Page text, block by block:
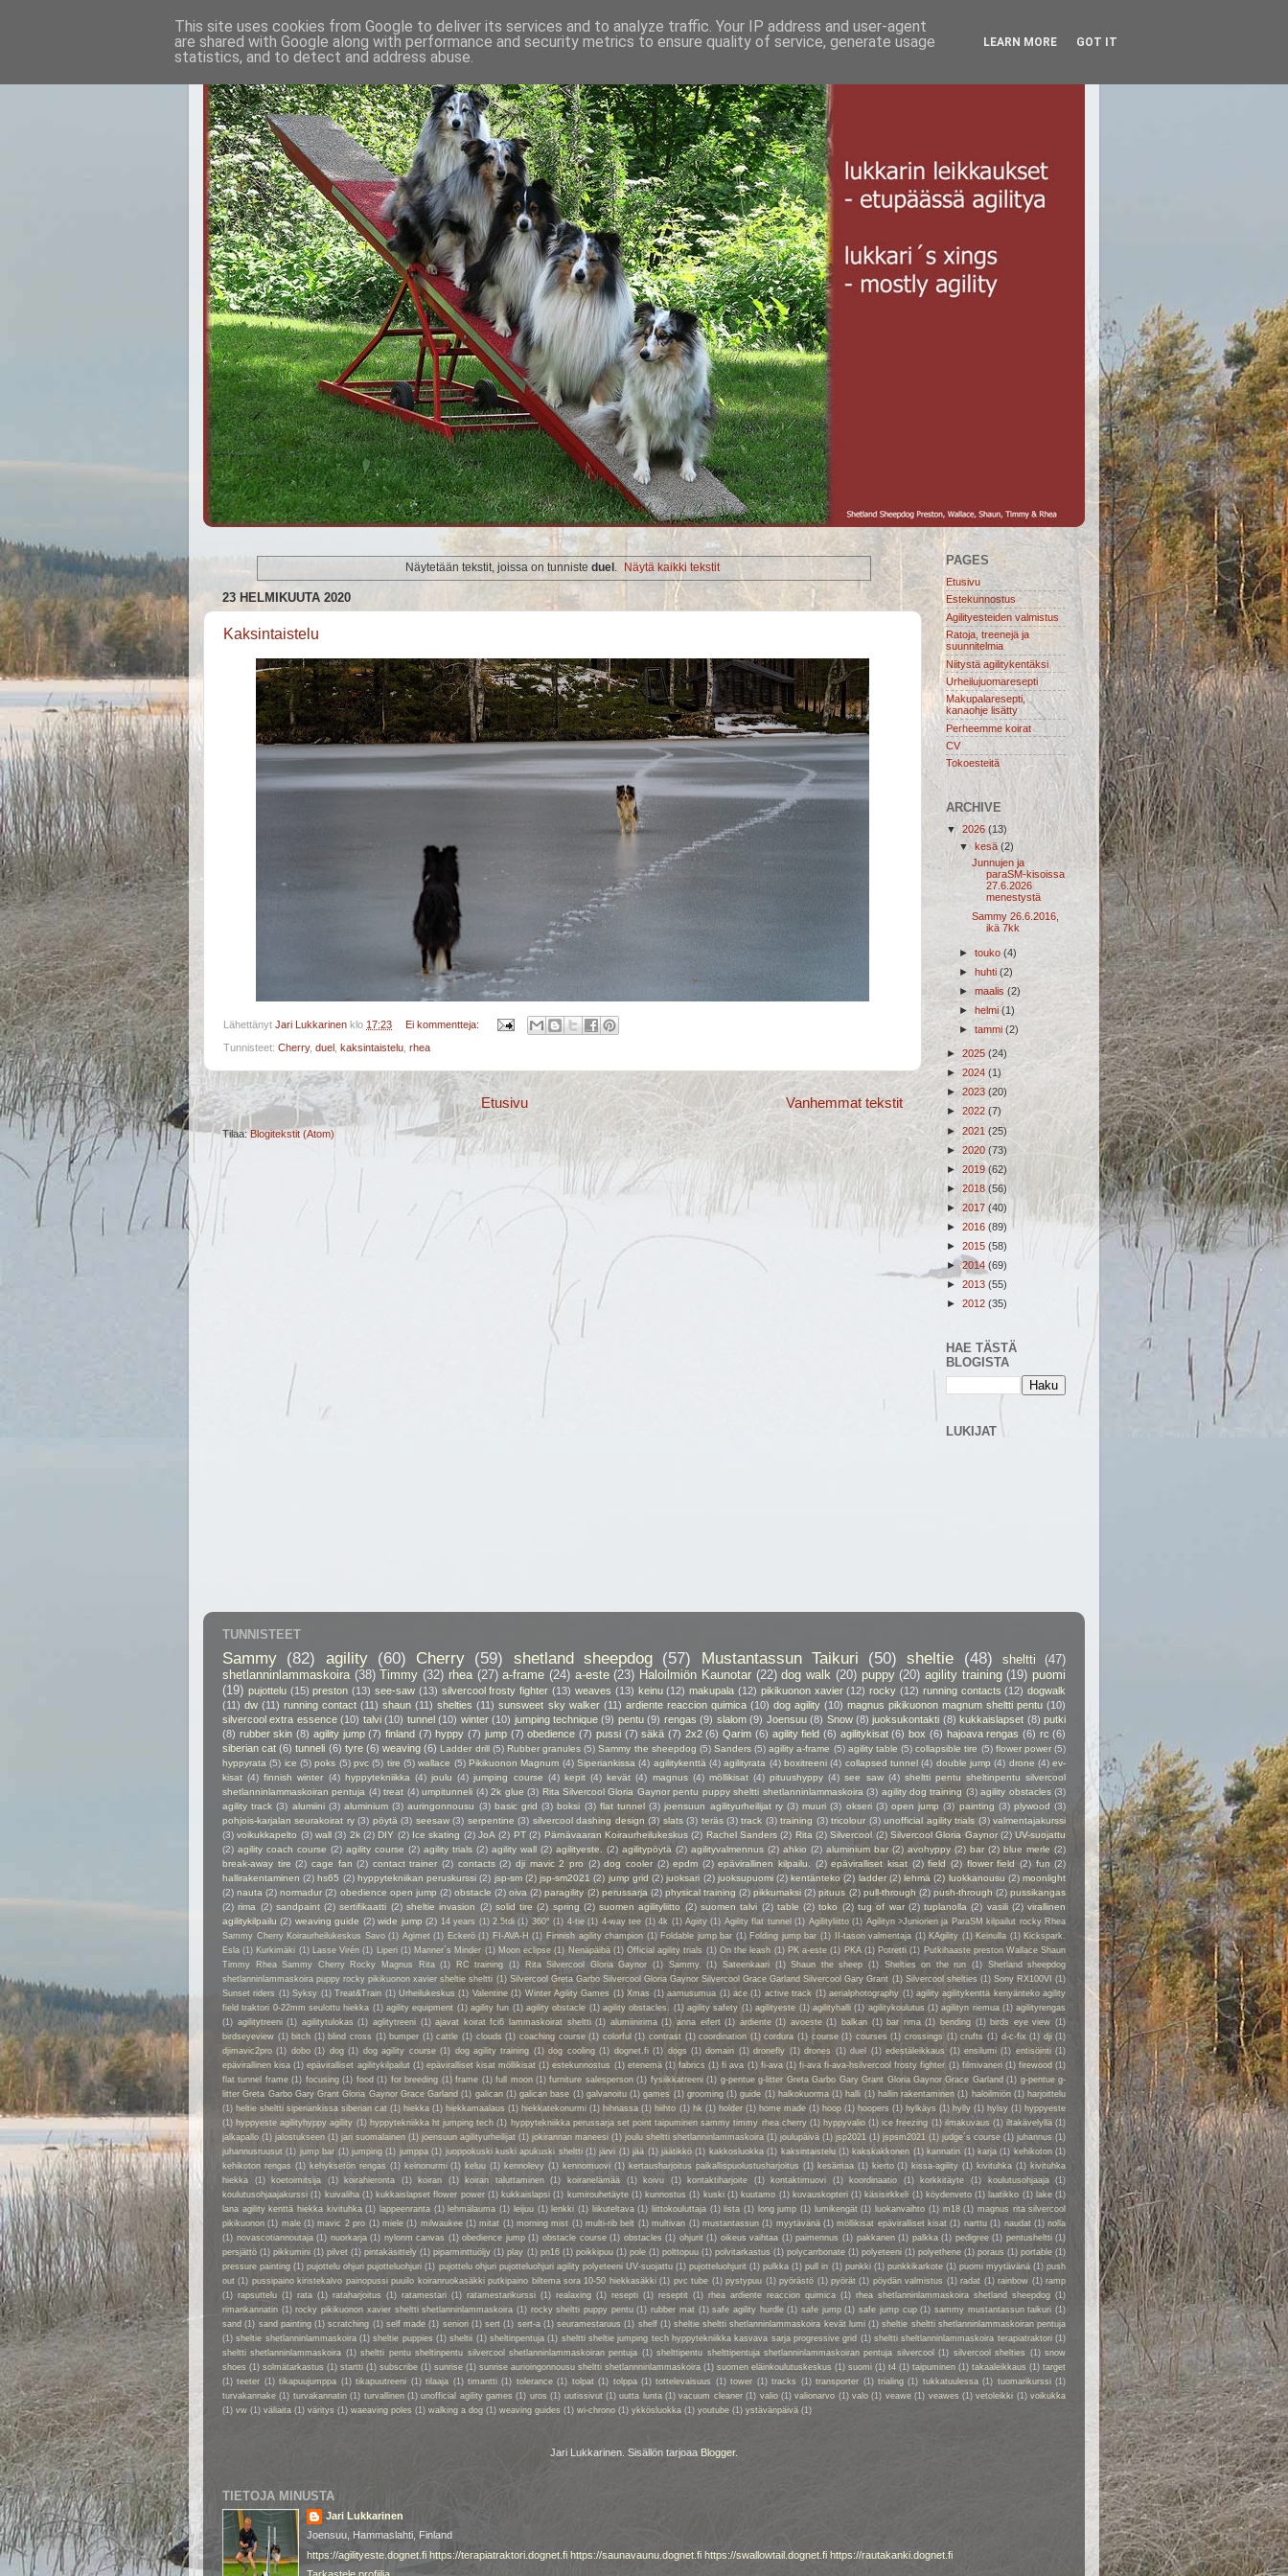
Näytetään tekstit, joissa on tunniste duel . Näytä kaikki tekstit
23 HELMIKUUTA 2020
Kaksintaistelu
Lähettänyt Jari Lukkarinen klo 17:23 Ei kommentteja:
Tunnisteet: Cherry, duel kaksintaistelu rhea
Vanhemmat tekstit
Etusivu
Tilaa:Blogitekstit (Atom)
PAGES
Etusivu
Estekunnostus
Agilityesteiden valmistus
Ratoja, treenejä ja
suunnitelmia
Niitystä agilitykentäksi
Urheilujuomaresepti
Makupalaresepti,
kanaohje lisätty
Perheemme koirat
CV
Tokoesteitä
ARCHIVE
▼ 2026 (13)
▼ kesä(2)
Junnujen ja
paraSM-kisoissa
27.6.2026
menestystä
Sammy 26.6.2016,
ikä 7kk
► touko (4)
► huhti (2)
► maalis (2)
► helmi (1)
► tammi (2)
► 2025 (24)
► 2024 (1)
► 2023 (20)
► 2022 (7)
► 2021 (25)
► 2020 (73)
► 2019(62)
► 2018(56)
► 2017 (40)
► 2016 (89)
► 2015 (58)
►2014 (69)
► 2013 (55)
► 2012 (35)
HAE TÄSTÄ
BLOGISTA
LUKIJAT
TUNNISTEET
Sammy (82) agility (60) Cherry (59) shetland sheepdog (57) Mustantassun Taikuri (50) sheltie (48) sheltti
(47)
shetlanninlammaskoira (38) Timmy (32) rhea (27) a-frame (24) a-este (23) Haloilmiön Kaunotar (22) dog walk (20) puppy (20) agility training (19) puomi
(19) pujottelu (15) preston (13) see-saw (13) silvercool frosty fighter (13) weaves (13) keinu (12) makupala (12) pikikuonon xavier (12) rocky (12) running contacts (12) dogwalk
(11) dw (11) running contact (11) shaun (11) shelties (11) sunsweet sky walker (11) ardiente reaccion quimica (10) dog agility (10) magnus pikikuonon magnum sheltti pentu (10)
silvercool extra essence (10) talvi (10) tunnel (10) winter (10) jumping technique (9) pentu (9) rengas (9) slalom (9) Joensuu (8) Snow (8) juoksukontakti (8) kukkaislapset (8) putki
(8) rubber skin (8) agility jump (7) finland (7) hyppy (7) jump (7) obedience (7) pussi (7) säkä (7) 2x2 (6) Qarim (6) agility field (6) agilitykisat (6) box (6) hajoava rengas (6) rc (6)
siberian cat (6) tunneli (6) tyre (6) weaving (6) Ladder drill (5) Rubber granules (5) Sammy the sheepdog (5) Sanders (5) agility a-frame (5) agility table (5) collapsible tire (5) flower power (5)
hyppyrata (5) ice (5) poks (5) pvc (5) tire (5) wallace (5) Pikikuonon Magnum (4) Siperiankissa (4) agilitykenttä (4) agilityrata (4) boxitreeni (4) collapsed tunnel (4) double jump (4) drone (4) ev-
kisat (4) finnish winter (4) hyppytekniikka (4) joulu (4) jumping course (4) kepit (4) kevät (4) magnus (4) möllikisat (4) pituushyppy (4) see saw (4) sheltti pentu sheltinpentu silvercool
shetlanninlammaskoiran pentuja (4) treat (4) umpitunneli (4) 2k glue (3) Rita Silvercool Gloria Gaynor pentu puppy sheltti shetlanninlammaskoira (3) agility dog training (3) agility obstacles (3)
agility track (3) alumiini (3) aluminium (3) auringonnousu (3) basic grid (3) boksi (3) flat tunnel (3) joensuun agilityurheilijat ry (3) muuri (3) okseri (3) open jump (3) painting (3) plywood (3)
pohjois-karjalan seurakoirat ry (3) pöytä (3) seesaw (3) serpentine (3) silvercool dashing design (3) slats (3) teräs (3) track (3) training (3) tricolour (3) unofficial agility trials (3) valmentajakurssi
(3) voikukkapelto (3) wall (3) 2k (2) DIY (2) Ice skating (2) JoA (2) PT (2) Pärnävaaran Koiraurheilukeskus (2) Rachel Sanders (2) Rita (2) Silvercool (2) Silvercool Gloria Gaynor (2) UV-suojattu
(2) agility coach course (2) agility course (2) agility trials (2) agility wall (2) agilityeste. (2) agilitypöytä (2) agilityvalmennus (2) ahkio (2) aluminium bar (2) avohyppy (2) bar (2) blue merle (2)
break-away tire (2) cage fan (2) contact trainer (2) contacts (2) dji mavic 2 pro (2) dog cooler (2) epdm (2) epävirallinen kilpailu. (2) epäviralliset kisat (2) field (2) flower field (2) fun (2)
hallirakentaminen (2) hs65 (2) hyppytekniikan peruskurssi (2) jsp-sm (2) jsp-sm2021 (2) jump grid (2) juoksari (2) juoksupuomi (2) kentänteko (2) ladder (2) lehmä (2) luokkanousu (2) moonlight
(2) nauta (2) normadur (2) obedience open jump (2) obstacle (2) oiva (2) paragility (2) perussarja (2) physical training (2) pikkumaksi (2) pituus (2) pull-through (2) push-through (2) pussikangas
(2) rima (2) sandpaint (2) sertifikaatti (2) sheltie invasion (2) solid tire (2) spring (2) suomen agilityliitto (2) suomen talvi (2) table (2) toko (2) tug of war (2) tuplanolla (2) vasili (2) virallinen
agilitykilpailu (2) weaving guide (2) wide jump (2) 14 years (1) 2.5tdi (1) 360° (1) 4-tie (1) 4-way tee (1) 4k (1) Agiity (1) Agility flat tunnel (1) Agilityliitto (1) Agilityn >Juniorien ja ParaSM kilpailut rocky Rhea
Sammy Cherry Koiraurheilukeskus Savo (1) Agimet (1) Eckerö (1) FI-AVA-H (1) Finnish agility champion (1) Foldable jump bar (1) Folding jump bar (1) II-tason valmentaja (1) KAgility (1) Keinulla (1) Kickspark.
Esla (1) Kurkimäki (1) Lasse Virén (1) Liperi (1) Manner´s Minder (1) Moon eclipse (1) Nenäpäibä (1) Official agility trials (1) On the leash (1) PK a-este (1) PKA (1) Potretti (1) Putkihaaste preston Wallace Shaun
Timmy Rhea Sammy Cherry Rocky Magnus Rita (1) RC training (1) Rita Silvercool Gloria Gaynor (1) Sammy. (1) Sateenkaari (1) Shaun the sheep (1) Shelties on the run (1)
Shetland sheepdog
shetlanninlammaskoira puppy rocky pikikuonon xavier sheltie sheltti (1) Silvercool Greta Garbo Silvercool Gloria Gaynor Silvercool Grace Garland Silvercool Gary Grant (1) Silvercool shelties (1) Sony RX100VI
(1)
Sunset riders (1) Syksy (1) Treat&Train (1) Urheilukeskus (1) Valentine (1) Winter Agility Games (1) Xmas (1) aamusumua (1) ace (1) active track (1) aerialphotography (1) agility agilitykenttä kenyänteko agility
field traktori 0-22mm seulottu hiekka (1) agility equipment (1) agility fun (1) agility obstacle (1) agility obstacles. (1) agility safety (1) agilityeste (1) agilityhalli (1) agilitykoulutus (1) agilityn riemua (1) agilityrengas
(1) agilitytreeni (1) agilitytulokas (1) aglitytreeni (1) ajavat koirat fci6 lammaskoirat sheltti (1) alumiinirima (1) anna eifert (1) ardiente (1) avoeste (1) balkan (1) bar rima (1) bending (1) birds eye view (1)
birdseyeview (1) bitch (1) blind cross (1) bumper (1) cattle (1) clouds (1) coaching course (1) colorful (1) contrast (1) coordination (1) cordura (1) course (1) courses (1) crossings (1) crufts (1) d-c-fix (1) dji (1)
djimavic2pro (1) dobo (1) dog (1) dog agility course (1) dog agility training (1) dog cooling (1) dognet.fi (1) dogs (1) domain (1) dronefly (1) drones (1) duel (1) edestäleikkaus (1) ensilumi (1) entisöinti (1)
epävirallinen kisa (1) epäviralliset agilitykilpailut (1) epäviralliset kisat möllikisat (1) estekunnostus (1) etenemä (1) fabrics (1) fi ava (1) fi-ava (1) fi-ava fi-ava-hsilvercool frosty fighter (1) filmivaneri (1) firewood (1)
flat tunnel frame (1) focusing (1) food (1) for breeding (1) frame (1) full moon (1) furniture salesperson (1) fysiikkatreeni (1) g-pentue g-litter Greta Garbo Gary Grant Gloria Gaynor Grace Garland (1) g-pentue g-
litter Greta Garbo Gary Grant Gloria Gaynor Grace Garland (1) galican (1) galican base (1) galvanoitu (1) games (1) grooming (1) guide (1) halkokuorma (1) halli (1) hallin rakentaminen (1) haloilmiön (1) harjoittelu
(1) heltie sheltti siperiankissa siberian cat (1) hiekka (1) hiekkamaalaus (1) hiekkatekonurmi (1) hihnassa (1) hiihto (1) hk (1) holder (1) home made (1) hoop (1) hoopers (1) hylkäys (1) hylly (1) hylsy (1) hyppyeste
(1) hyppyeste agilityhyppy agility (1) hyppytekniikka ht jumping tech (1) hyppytekniikka perussarja set point taipuminen sammy timmy rhea cherry (1) hyppyvalio (1) ice freezing (1) ilmakuvaus (1) iltakävelyllä (1)
jalkapallo (1) jalostukseen (1) jari suomalainen (1) joensuun agilityurheilijat (1) jokirannan maneesi (1) joulu sheltti shetlanninlammaskoira (1) joulupäivä (1) jsp2021 (1) jspsm2021 (1) judge´s course (1) juhannus (1)
juhannusruusut (1) jump bar (1) jumping (1) jumppa (1) juoppokuski kuski apukuski sheltti (1) järvi (1) jää (1) jäätikkö (1) kakkosluokka (1) kaksintaistelu (1) kakskakkonen (1) kannatin (1) karja (1) kehikoton (1)
kehikoton rengas (1) kehyksetön rengas (1) keinonurmi (1) keluu (1) kennolevy (1) kennomuovi (1) kertausharjoitus paikallispuolustusharjoitus (1) kesämaa (1) kierto (1) kissa-agility (1) kivituhka (1) kivituhka
hiekka
(1) koetoimitsija (1) koirahieronta (1) koiran (1) koiran taluttaminen (1) koiranelämää (1) koivu (1) kontaktiharjoite (1) kontaktimuovi (1) koordinaatio (1) korkkitäyte (1) koulutusohjaaja
(1)
koulutusohjaajakurssi (1) kuivaliha (1) kukkaislapset flower power (1) kukkaislapsi (1) kumirouhetäyte (1) kunnostus (1) kuski (1) kuutamo (1) kuvauskopteri (1) käsisirkkeli (1) köydenveto (1) laatikko (1) lake (1)
lana agility kenttä hiekka kivituhka (1) lappeenranta (1) lehmälauma (1) leijuu (1) lenkki (1) liikuteltava (1) liittokouluttaja (1) lista (1) long jump (1) lumikengät (1) luokanvaihto (1) m18 (1) magnus rita silvercool
pikikuonon (1) male (1) mavic 2 pro (1) miele (1) milwaukee (1) mitat (1) morning mist (1) multi-rib belt (1) multivan (1) mustantassun (1) myytävänä (1) möllikisat epäviralliset kisat (1) narttu (1) naudat (1) nolla
(1) novascotiannoutaja (1) nuorkarja (1) nylonm canvas (1) obedience jump (1) obstacle course (1) obstacles (1) ohjurit (1) oikeus vaihtaa (1) paimennus (1) pakkanen (1) palkka (1) pedigree (1) pentusheltti (1)
persjättö (1) pikkumini (1) pilvet (1) pintakäsittely (1) piparminttuöljy (1) play (1) pn16 (1) poikkipuu (1) pole (1) polttopuu (1) polvitarkastus (1) polycarrbonate (1) polyeteeni (1) polyethene (1) poraus (1) portable (1)
pressure painting (1) pujottelu ohjuri pujotteluohjuri (1) pujottelu ohjuri pujotteluohjuri agility polyeteeni UV-suojattu (1) pujotteluohjurit (1) pulkka (1) pull in (1) punkki (1) punkkikarkote (1) puomi myytävänä (1) push
out (1) pussipaino kiristekalvo painopussi puuilo koiranruokasäkki putkipaino biltema sora 10-50 hiekkasäkki (1) pvc tube (1) pystypuu (1) pyörästö (1) pyörät (1) pöydän valmistus (1) radat (1) rainbow (1) ramp
(1) rapsuttelu (1) rata (1) rataharjoitus (1) ratamestari (1) ratamestarikurssi (1) realaxing (1) resepti (1) reseptit (1) rhea ardiente reaccion quimica (1) rhea shetlanninlammaskoira shetland sheepdog (1)
rimankannatin (1) rocky pikikuonon xavier sheltti shetlanninlammaskoira (1) rocky sheltti puppy pentu (1) rubber mat (1) safe agility hurdle (1) safe jump (1) safe jump cup (1) sammy mustantassun taikuri (1)
sand (1) sand painting (1) scratching (1) self made (1) seniori (1) sert (1) sert-a (1) seuramestaruus (1) shelf (1) sheltie sheltti shetlanninlammaskoira kevät lumi (1) sheltie sheltti shetlanninlammaskoiran pentuja
(1) sheltie shetlanninlammaskoira (1) sheltie puppies (1) sheltii (1) sheltinpentuja (1) sheltti sheltie jumping tech hyppytekniikka kasvava sarja progressive grid (1) sheltti sheltlanninlammaskoira terapiatraktori (1)
sheltti shetlanninlammaskoira (1) sheltti pentu sheltinpentu silvercool shetlanninlammaskoiran pentuja (1) shelttipentu shelttipentuja shetlanninlammaskoiran pentuja silvercool (1) silvercool shelties (1) snow
shoes (1) solmätarkastus (1) startti (1) subscribe (1) sunrise (1) sunrise aurioingonnousu sheltti shetlannninlammaskoira (1) suomen eläinkoulutuskeskus (1) suomi (1) t4 (1) taipuminen (1) takaaleikkaus (1) target
(1) teeter (1) tikapuujumppa (1) tikapuutreeni (1) tilaaja (1) timantti (1) tolerance (1) tolpat (1) tolppa (1) tottelevaisuus (1) tower (1) tracks (1) transporter (1) trialing (1) tukkatuulessa (1) tuomarikurssi (1)
turvakannake (1) turvakannatin (1) turvallinen (1) unofficial agility games (1) uros (1) uutissivut (1) uutta lunta (1) vacuum cleaner (1) valio (1) valionarvo (1) valo (1) veawe (1) veawes (1) vetoleikki (1) voikukka
(1) vw (1) väliaita (1) väritys (1) waeaving poles (1) walking a dog (1) weaving guides (1) wi-chrono (1) ykkösluokka (1) youtube (1) ystävänpäivä (1)
Jari Lukkarinen. Sisällön tarjoaa Blogger.
TIETOJA MINUSTA
Jari Lukkarinen
Joensuu, Hammaslahti, Finland
https://agilityeste.dognet.fi https://terapiatraktori.dognet.fi https://saunavaunu.dognet.fi https://swallowtail.dognet.fi https://rautakanki.dognet.fi
This site uses cookies from Google to deliver its services and to analyze traffic. Your IP address and user-agent
are shared with Google along with performance and security metrics to ensure quality of service, generate usage
statistics, and to detect and address abuse.
LEARN MORE GOT IT